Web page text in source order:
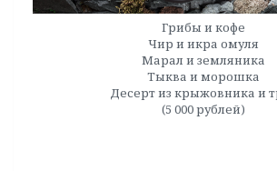
Грибы и кофе
Чир и икра омуля
Марал и земляника
Тыква и морошка
Десерт из крыжовника и
(5 000 рублей)